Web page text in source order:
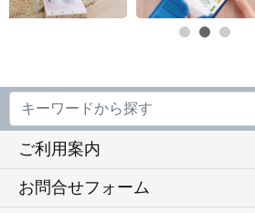
ご利用案内
お問合せフォーム